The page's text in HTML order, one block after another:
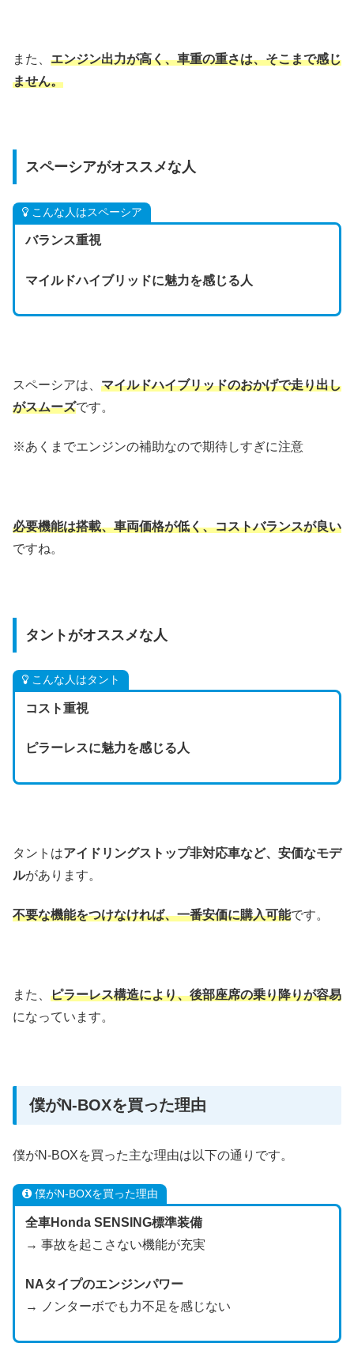
また、 エンジン出力が高く、車重の重さは、そこまで感じ
ません。
スペーシアがオススメな人
こんな人はスペーシア
バランス重視
マイルドハイブリッドに魅力を感じる人
スペーシアは、 マイルドハイブリッドのおかげで走り出し
がスムーズです。
※あくまでエンジンの補助なので期待しすぎに注意
必要機能は搭載、車両価格が低く、コストバランスが良い
ですね。
タントがオススメな人
こんな人はタント
コスト重視
ピラーレスに魅力を感じる人
タントはアイドリングストップ非対応車など、安価なモデ
ルがあります。
不要な機能をつけなければ、一番安価に購入可能です。
また、 ピラーレス構造により、後部座席の乗り降りが容易
になっています。
僕がN-BOXを買った理由
僕がN-BOXを買った主な理由は以下の通りです。
僕がN-BOXを買った理由
全車Honda SENSING標準装備
→ 事故を起こさない機能が充実
NAタイプのエンジンパワー
→ ノンターボでも力不足を感じない